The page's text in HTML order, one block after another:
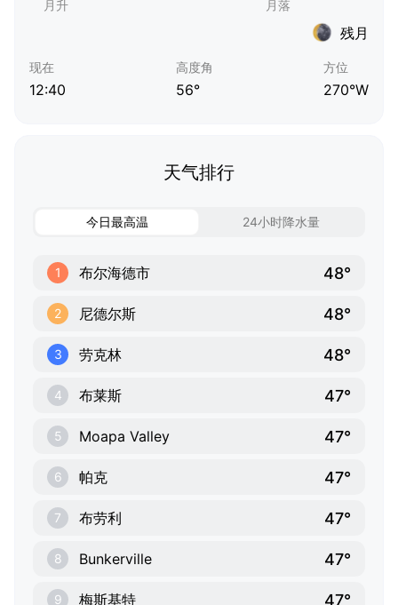
残月
现在
12:40
高度角
56°
方位
270°W
天气排行
今日最高温 24小时降水量
1 布尔海德市 48°
2 尼德尔斯 48°
3 劳克林 48°
4 布莱斯 47°
5 Moapa Valley 47°
6 帕克 47°
7 布劳利 47°
8 Bunkerville 47°
9 梅斯基特 47°